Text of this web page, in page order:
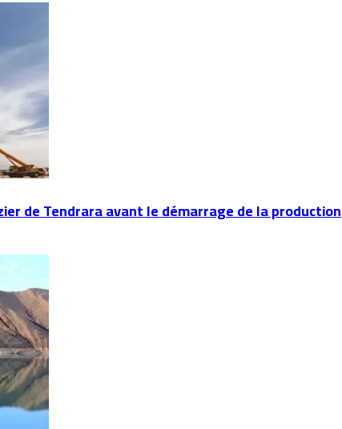
de Tendrara avant le démarrage de la production